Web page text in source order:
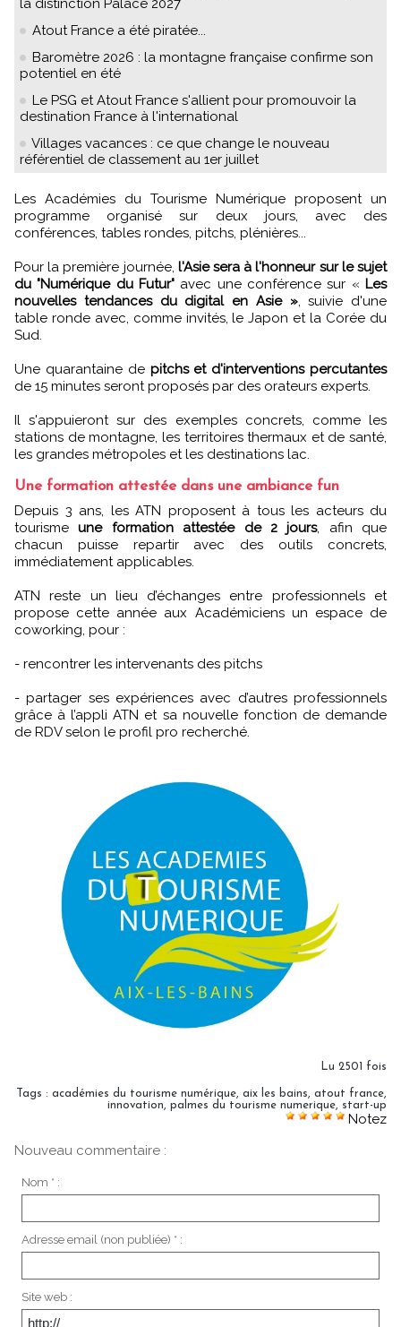
la distinction Palace 2027
Atout France a été piratée...
Baromètre 2026 : la montagne française confirme son
potentiel en été
Le PSG et Atout France s'allient pour promouvoir la
destination France à l'international
Villages vacances : ce que change le nouveau
référentiel de classement au 1er juillet
Les Académies du Tourisme Numérique proposent un
programme organisé sur deux jours, avec des
conférences, tables rondes, pitchs, plénières...
Pour la première journée, l'Asie sera à l'honneur sur le sujet
du "Numérique du Futur" avec une conférence sur « Les
nouvelles tendances du digital en Asie », suivie d'une
table ronde avec, comme invités, le Japon et la Corée du
Sud.
Une quarantaine de pitchs et d'interventions percutantes
de 15 minutes seront proposés par des orateurs experts.
Il s'appuieront sur des exemples concrets, comme les
stations de montagne, les territoires thermaux et de santé,
les grandes métropoles et les destinations lac.
Une formation attestée dans une ambiance fun
Depuis 3 ans, les ATN proposent à tous les acteurs du
tourismeune formation attestée de 2 jours, afin que
chacun puisse repartir avec des outils concrets,
immédiatement applicables.
ATN reste un lieu d’échanges entre professionnels et
propose cette année aux Académiciens un espace de
coworking, pour :
- rencontrer les intervenants des pitchs
- partager ses expériences avec d’autres professionnels
grâce à l’appli ATN et sa nouvelle fonction de demande
de RDV selon le profil pro recherché.
Lu 2501 fois
Tags : académies du tourisme numérique, aix les bains, atout france,
innovation, palmes du tourisme numerique, start-up
Notez
Nouveau commentaire :
Nom * :
Adresse email (non publiée) * :
Site web :